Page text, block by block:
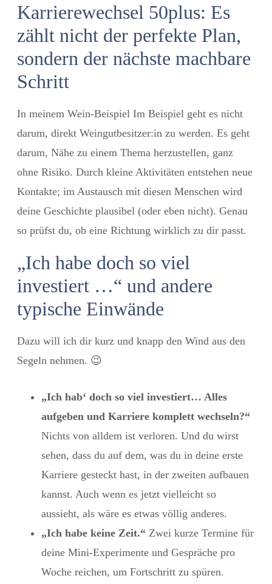
Karrierewechsel 50plus: Es
zählt nicht der perfekte Plan,
sondern der nächste machbare
Schritt
In meinem Wein-Beispiel Im Beispiel geht es nicht
darum, direkt Weingutbesitzer:in zu werden. Es geht
darum, Nähe zu einem Thema herzustellen, ganz
ohne Risiko. Durch kleine Aktivitäten entstehen neue
Kontakte; im Austausch mit diesen Menschen wird
deine Geschichte plausibel (oder eben nicht). Genau
so prüfst du, ob eine Richtung wirklich zu dir passt.
„Ich habe doch so viel
investiert …“ und andere
typische Einwände
Dazu will ich dir kurz und knapp den Wind aus den
Segeln nehmen. 😉
„Ich hab‘ doch so viel investiert… Alles
aufgeben und Karriere komplett wechseln?“
Nichts von alldem ist verloren. Und du wirst
sehen, dass du auf dem, was du in deine erste
Karriere gesteckt hast, in der zweiten aufbauen
kannst. Auch wenn es jetzt vielleicht so
aussieht, als wäre es etwas völlig anderes.
„Ich habe keine Zeit.“ Zwei kurze Termine für
deine Mini-Experimente und Gespräche pro
Woche reichen, um Fortschritt zu spüren.